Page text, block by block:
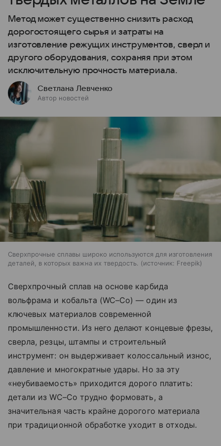
Метод может существенно снизить расход
дорогостоящего сырья и затраты на
изготовление режущих инструментов, сверл и
другого оборудования, сохраняя при этом
исключительную прочность материала.
Светлана Левченко
Автор новостей
Сверхпрочные сплавы широко используются для изготовления
деталей, в которых важна их твердость.
источник: Freepik
Сверхпрочный сплав на основе карбида
вольфрама и кобальта (WC–Co) — один из
ключевых материалов современной
промышленности. Из него делают концевые фрезы,
сверла, резцы, штампы и строительный
инструмент: он выдерживает колоссальный износ,
давление и многократные удары. Но за эту
«неубиваемость» приходится дорого платить:
детали из WC–Co трудно формовать, а
значительная часть крайне дорогого материала
при традиционной обработке уходит в отходы.